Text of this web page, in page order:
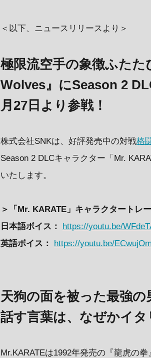
＜以下、ニュースリリースより＞
極限流空手の象徴ふた
Wolves』にSeason 2
月27日より参戦！
株式会社SNKは、好評発売中の対戦格
Season 2 DLCキャラクター「Mr.
いたします。
＞「Mr. KARATE」キャラクタートレ
日本語ボイス：
https://youtu.be/
英語ボイス：
https://youtu.be/
天狗の面を被った最強
話す言葉は、なぜかイタ
Mr.KARATEは1992年発売の『龍虎の拳